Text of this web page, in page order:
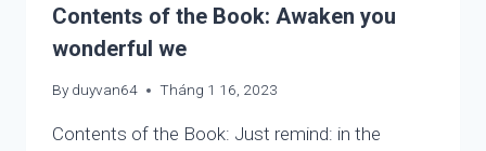
WONDERFUL
KIDS,
COUNTRIES
AND
Contents of the Book: Awaken you
wonderful we
By duyvan64 Tháng 1 16, 2023
Contents of the Book: Just remind: in the